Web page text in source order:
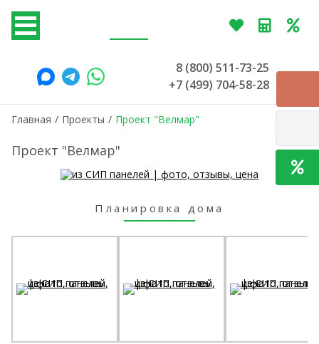
8 (800) 511-73-25
+7 (499) 704-58-28
Главная / Проекты / Проект "Велмар"
Проект "Велмар"
Планировка дома